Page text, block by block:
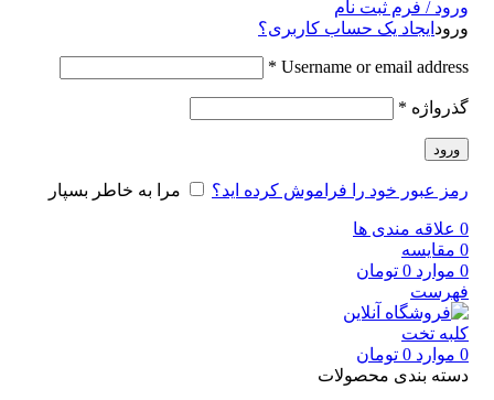
ورود / فرم ثبت نام
ورود ایجاد یک حساب کاربری؟
Username or email address
*
گذرواژه *
ورود
رمز عبور خود را فراموش کرده اید؟ مرا به خاطر بسپار
0 علاقه مندی ها
0 مقایسه
0 موارد 0 تومان
فهرست
0 موارد 0 تومان
دسته بندی محصولات